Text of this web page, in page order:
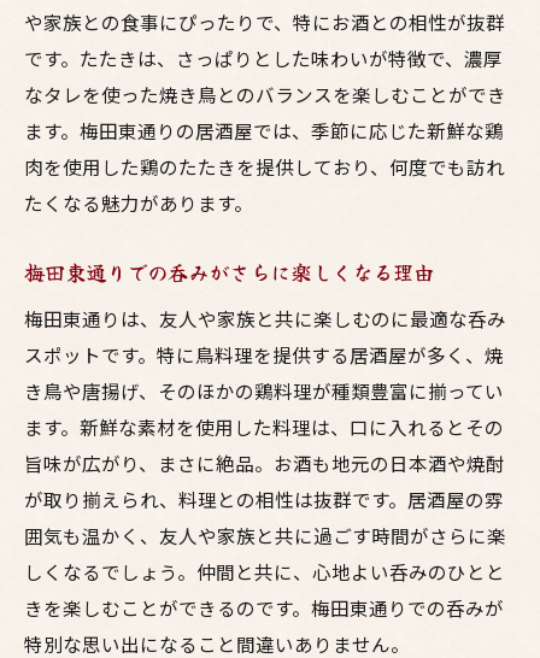
新鮮さが命！地鶏料理の人気メニュー
梅田で見つける特別な地鶏料理の店
地鶏の風味を最大限に引き出す調理法
食通が通う東通りの地鶏専門居酒屋
居酒屋で味わう梅田東通りの多彩な鳥料理
焼き鳥から唐揚げまで堪能できる居酒屋
東通りの居酒屋で見つける驚きの鳥料理
地元の食材を活かした独自メニュー
梅田東通りで探す新しい鳥料理の魅力
訪れるたびに新鮮な鳥料理との出会い
友達や家族と梅田東通りで過ごす贅沢なひとと
き
大切な人と楽しむ居心地の良い空間
東通りでのグルメ体験を彩る鳥料理
特別な夜に訪れたい東通りの居酒屋
や家族との食事にぴったりで、特にお酒との相性が抜群
です。たたきは、さっぱりとした味わいが特徴で、濃厚
なタレを使った焼き鳥とのバランスを楽しむことができ
ます。梅田東通りの居酒屋では、季節に応じた新鮮な鶏
肉を使用した鶏のたたきを提供しており、何度でも訪れ
たくなる魅力があります。
梅田東通りでの呑みがさらに楽しくなる理由
梅田東通りは、友人や家族と共に楽しむのに最適な呑み
スポットです。特に鳥料理を提供する居酒屋が多く、焼
き鳥や唐揚げ、そのほかの鶏料理が種類豊富に揃ってい
ます。新鮮な素材を使用した料理は、口に入れるとその
旨味が広がり、まさに絶品。お酒も地元の日本酒や焼酎
が取り揃えられ、料理との相性は抜群です。居酒屋の雰
囲気も温かく、友人や家族と共に過ごす時間がさらに楽
しくなるでしょう。仲間と共に、心地よい呑みのひとと
きを楽しむことができるのです。梅田東通りでの呑みが
特別な思い出になること間違いありません。